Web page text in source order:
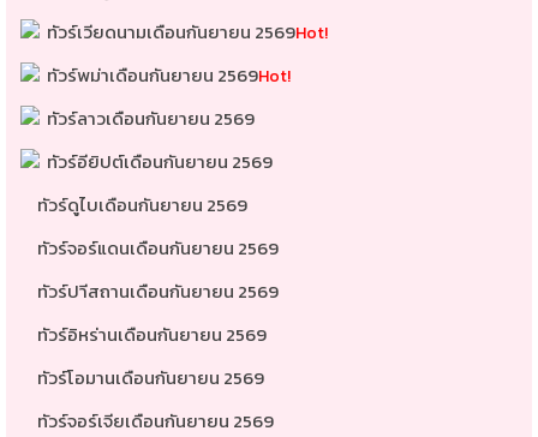
ทัวร์เวียดนามเดือนกันยายน 2569Hot!
ทัวร์พม่าเดือนกันยายน 2569Hot!
ทัวร์ลาวเดือนกันยายน 2569
ทัวร์อียิปต์เดือนกันยายน 2569
ทัวร์ดูไบเดือนกันยายน 2569
ทัวร์จอร์แดนเดือนกันยายน 2569
ทัวร์ปาีสถานเดือนกันยายน 2569
ทัวร์อิหร่านเดือนกันยายน 2569
ทัวร์โอมานเดือนกันยายน 2569
ทัวร์จอร์เจียเดือนกันยายน 2569